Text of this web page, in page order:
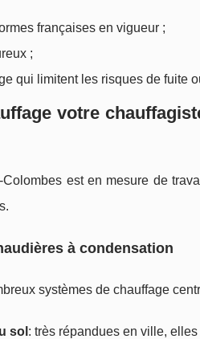
françaises en vigueur ;
;
qui limitent les risques de fuite
votre
est en mesure de
à condensation
systèmes de chauffage
sol : très répandues en ville,